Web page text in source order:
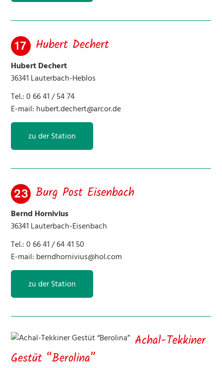
Hubert Dechert
Hubert Dechert
36341 Lauterbach-Heblos
Tel.: 0 66 41 / 54 74
E-mail: hubert.dechert@arcor.de
zu der Station
Burg Post Eisenbach
Bernd Hornivius
36341 Lauterbach-Eisenbach
Tel.: 0 66 41 / 64 41 50
E-mail: berndhornivius@hol.com
zu der Station
Achal-Tekkiner
Gestüt “Berolina”